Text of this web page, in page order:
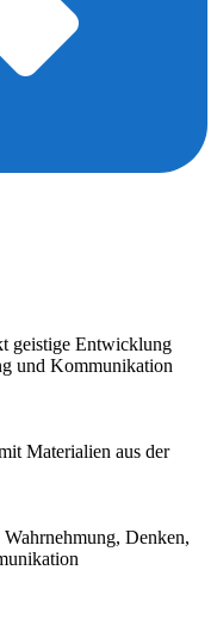
geistige Entwicklung
und Kommunikation
Materialien aus der
Denken,